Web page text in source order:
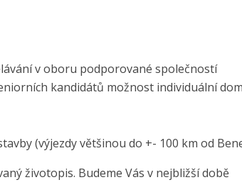
v oboru podporované společností
kandidátů možnost individuální
(výjezdy většinou do +- 100 km od
životopis. Budeme Vás v nejbližší době